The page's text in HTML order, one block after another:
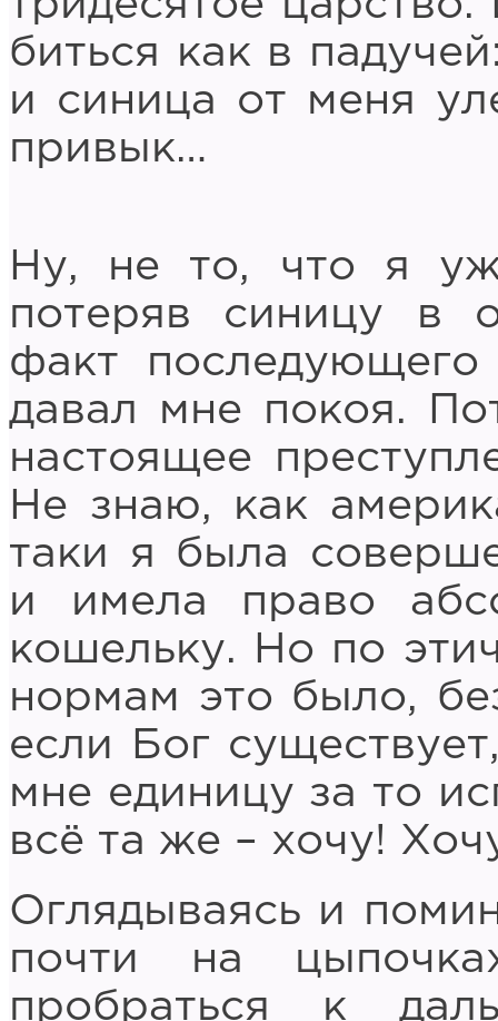
биться как в
и синица от меня
привык…
Ну, не то, что я
потеряв синицу в
факт
давал мне покоя.
настоящее
Не знаю, как
таки я была
и имела право
кошельку. Но по
нормам это было,
если Бог
мне единицу за то
всё та же – хочу!
Оглядываясь и
почти на
пробраться к